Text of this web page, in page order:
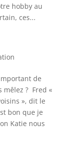
hobby au
ces...
de
mêlez ? Fred «
», dit le
bon que je
Katie nous